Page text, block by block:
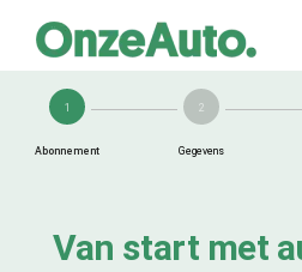
1
Abonnement
2
Gegevens
Van start met